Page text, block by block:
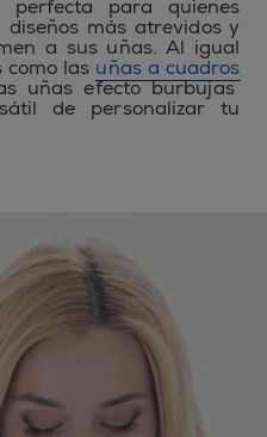
perfecta para quienes
más atrevidos y
a sus uñas. Al igual
como las uñas a cuadros
uñas efecto burbujas
de personalizar tu